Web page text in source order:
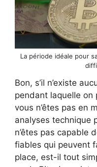
La période idéale pour
Bon, s’il n’existe
pendant laquelle on
vous n’êtes pas en
analyses technique
n’êtes pas capable
fiables qui peuvent
place, est-il tout